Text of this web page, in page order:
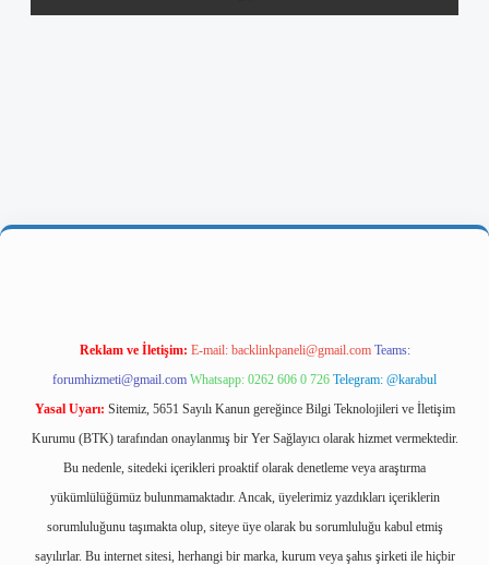
Reklam ve İletişim: E-mail: backlinkpaneli@gmail.com Teams:
forumhizmeti@gmail.com Whatsapp: 0262 606 0 726 Telegram: @karabul
Yasal Uyarı: Sitemiz, 5651 Sayılı Kanun gereğince Bilgi Teknolojileri ve İletişim
Kurumu (BTK) tarafından onaylanmış bir Yer Sağlayıcı olarak hizmet vermektedir.
Bu nedenle, sitedeki içerikleri proaktif olarak denetleme veya araştırma
yükümlülüğümüz bulunmamaktadır. Ancak, üyelerimiz yazdıkları içeriklerin
sorumluluğunu taşımakta olup, siteye üye olarak bu sorumluluğu kabul etmiş
sayılırlar. Bu internet sitesi, herhangi bir marka, kurum veya şahıs şirketi ile hiçbir